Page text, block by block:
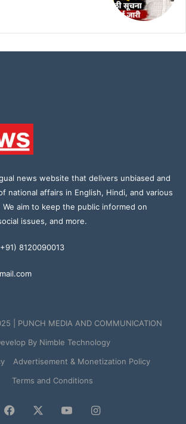
news website that delivers unbiased and
national affairs in English, Hindi, and various
We aim to keep the public informed on
issues, and more.
8120090013
| PUNCH MEDIA AND COMMUNICATION
By Nimble Technology
Advertisement & Monetization Policy
Terms and Conditions
Facebook YouTubeInstagram